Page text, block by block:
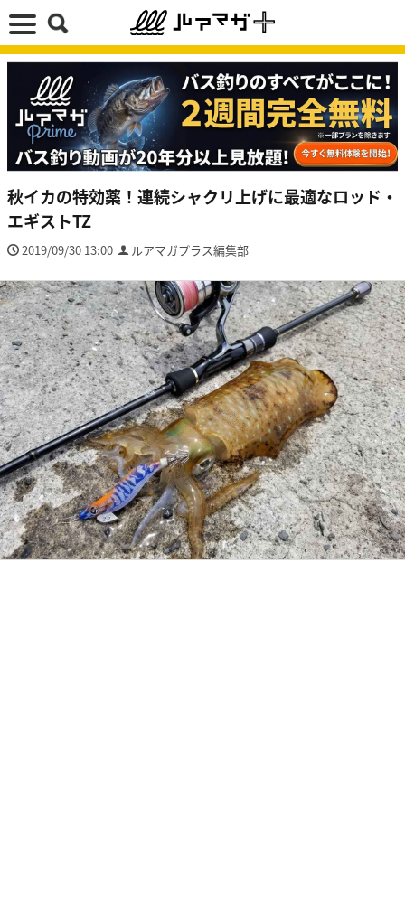
秋イカの特効薬！連続シャクリ上げに最適なロッド・
エギストTZ
2019/09/30 13:00 ルアマガプラス編集部